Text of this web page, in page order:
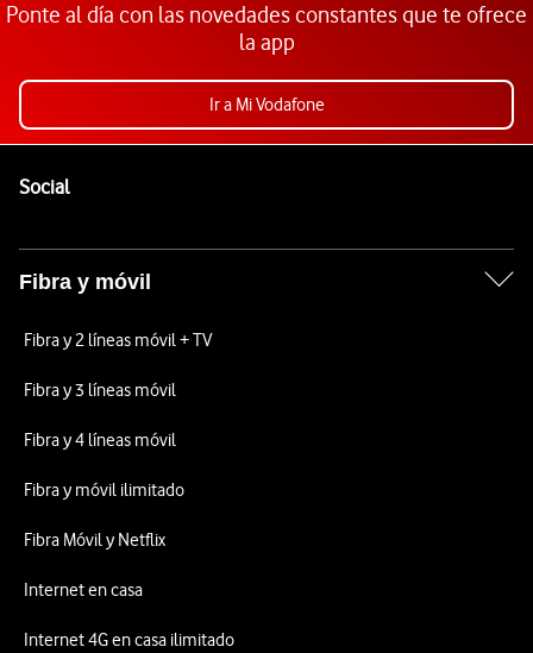
Ponte al día con las novedades constantes que te ofrece
la app
Ir a Mi Vodafone
SocialEnlaces a las redes sociales de Vodafone
Fibra y móvil
Fibra y 2 líneas móvil + TV
Fibra y 3 líneas móvil
Fibra y 4 líneas móvil
Fibra y móvil ilimitado
Fibra Móvil y Netflix
Internet en casa
Internet 4G en casa ilimitado